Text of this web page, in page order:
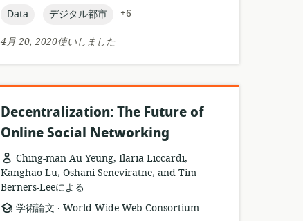
ー
ッ
ロ
ケ
シ
topic:
Data topic:
デジタル都市
+6
4月 20, 2020使いしました
Decentralization: The Future of
Online Social Networking
Ching-man Au Yeung, Ilaria Liccardi,
Kanghao Lu, Oshani Seneviratne, and Tim
Berners-Leeによる
リ 学術論文 .
公
World Wide Web Consortium